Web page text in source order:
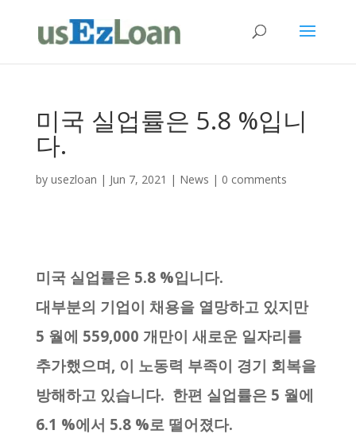
미국 실업률은 5.8 %입니
다.
by usezloan | Jun 7, 2021 | News | 0 comments
미국 실업률은 5.8 %입니다.
대부분의 기업이 채용을 열망하고 있지만
5 월에 559,000 개만이 새로운 일자리를
추가했으며, 이 노동력 부족이 경기 회복을
방해하고 있습니다. 한편 실업률은 5 월에
6.1 %에서 5.8 %로 떨어졌다.